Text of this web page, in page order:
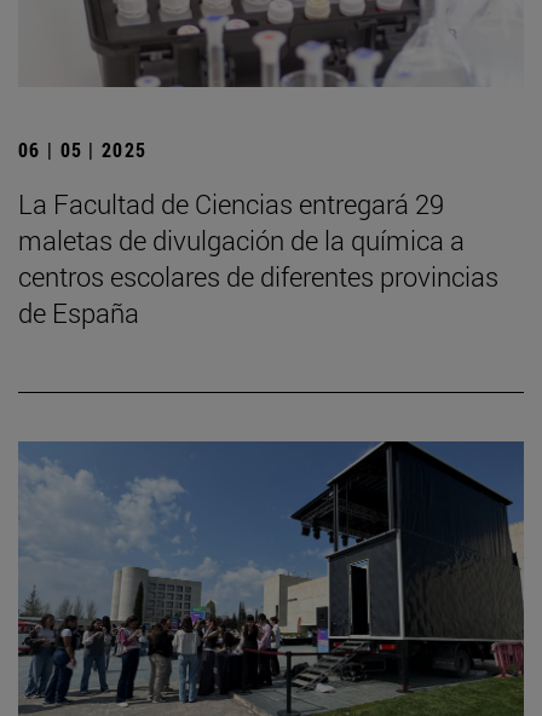
06 | 05 | 2025
La Facultad de Ciencias entregará 29
maletas de divulgación de la química a
centros escolares de diferentes provincias
de España